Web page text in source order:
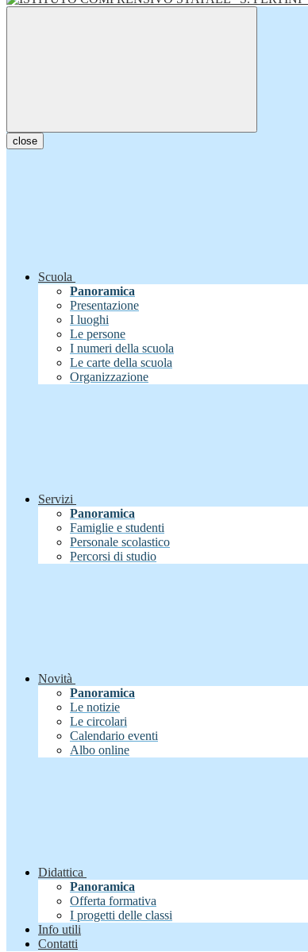
close
Scuola
Panoramica
Presentazione
I luoghi
Le persone
I numeri della scuola
Le carte della scuola
Organizzazione
Servizi
Panoramica
Famiglie e studenti
Personale scolastico
Percorsi di studio
Novità
Panoramica
Le notizie
Le circolari
Calendario eventi
Albo online
Didattica
Panoramica
Offerta formativa
I progetti delle classi
Info utili
Contatti